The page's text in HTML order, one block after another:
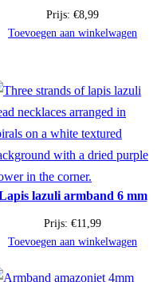
Prijs: €8,99
Toevoegen aan winkelwagen
lazuli armband 6 mm
Prijs: €11,99
Toevoegen aan winkelwagen